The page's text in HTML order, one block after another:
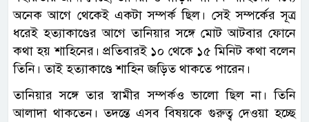
অনেক আগে থেকেই একটা সম্পর্ক ছিল। সেই সম্পর্কের সূত্র
ধরেই হত্যাকাণ্ডের আগে তানিয়ার সঙ্গে মোট আটবার ফোনে
কথা হয় শাহিনের। প্রতিবারই ১০ থেকে ১৫ মিনিট কথা বলেন
তিনি। তাই হত্যাকাণ্ডে শাহিন জড়িত থাকতে পারেন।
তানিয়ার সঙ্গে তার স্বামীর সম্পর্কও ভালো ছিল না। তিনি
আলাদা থাকতেন। তদন্তে এসব বিষয়কে গুরুত্ব দেওয়া হচ্ছে